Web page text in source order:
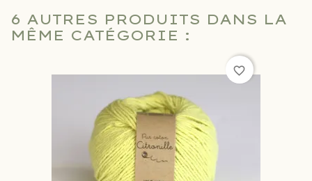
6 AUTRES PRODUITS DANS LA
MÊME CATÉGORIE :
favorite_border